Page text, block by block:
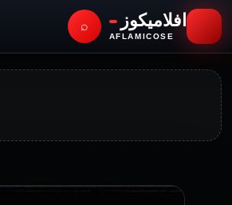
افلاميكوز
AFLAMICOSE
⌕